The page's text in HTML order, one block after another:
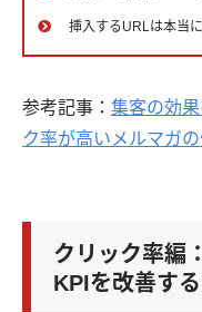
挿入するURLは本当
参考記事： 集客の効
ク率が高いメルマガ
クリック率編
KPIを改善す